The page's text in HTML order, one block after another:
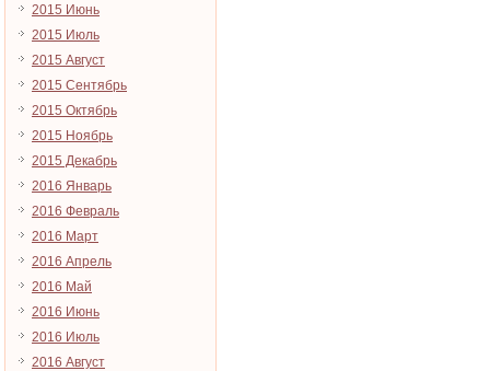
2015 Июнь
2015 Июль
2015 Август
2015 Сентябрь
2015 Октябрь
2015 Ноябрь
2015 Декабрь
2016 Январь
2016 Февраль
2016 Март
2016 Апрель
2016 Май
2016 Июнь
2016 Июль
2016 Август